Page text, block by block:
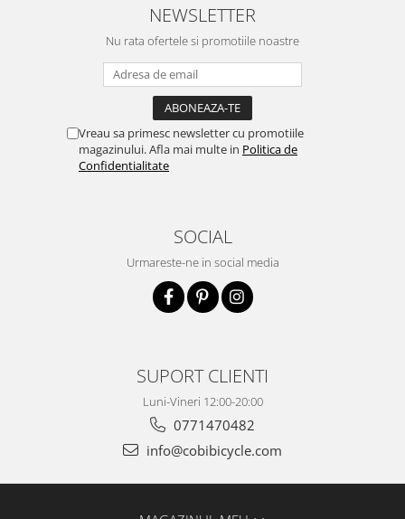
NEWSLETTER
Nu rata ofertele si promotiile noastre
Vreau sa primesc newsletter cu promotiile
magazinului. Afla mai multe in Politica de
Confidentialitate
SOCIAL
Urmareste-ne in social media
SUPORT CLIENTI
Luni-Vineri 12:00-20:00
0771470482
info@cobibicycle.com